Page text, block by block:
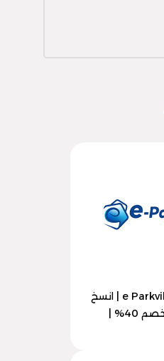
كوبون خصم e Parkville | انسخ
الكود (Wadi) | خصم 40% |